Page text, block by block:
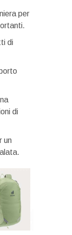
per
di
di
un